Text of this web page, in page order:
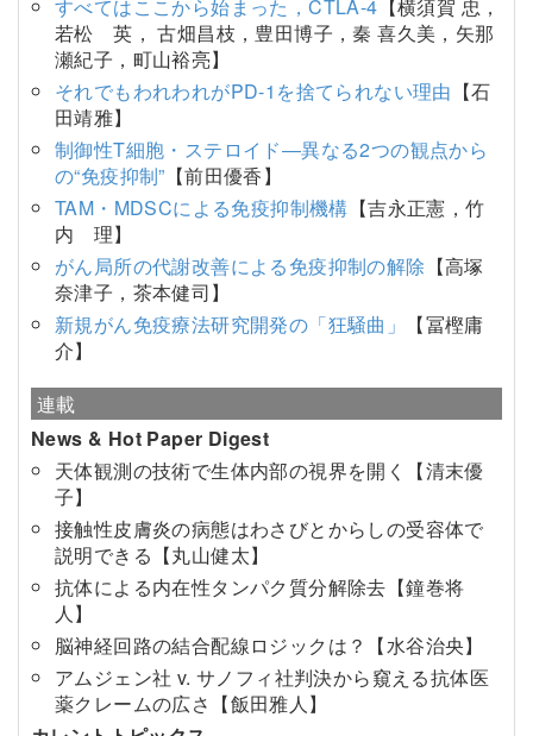
すべてはここから始まった，CTLA-4 【横須賀 忠，
若松 英， 古畑昌枝，豊田博子，秦 喜久美，矢那
瀬紀子，町山裕亮】
それでもわれわれがPD-1を捨てられない理由 【石
田靖雅】
制御性T細胞・ステロイド―異なる2つの観点から
の“免疫抑制” 【前田優香】
TAM・MDSCによる免疫抑制機構 【吉永正憲，竹
内 理】
がん局所の代謝改善による免疫抑制の解除 【高塚
奈津子，茶本健司】
新規がん免疫療法研究開発の「狂騒曲」
【冨樫庸
介】
連載
News & Hot Paper Digest
天体観測の技術で生体内部の視界を開く【清末優
子】
接触性皮膚炎の病態はわさびとからしの受容体で
説明できる【丸山健太】
抗体による内在性タンパク質分解除去【鐘巻将
人】
脳神経回路の結合配線ロジックは？【水谷治央】
アムジェン社 v. サノフィ社判決から窺える抗体医
薬クレームの広さ【飯田雅人】